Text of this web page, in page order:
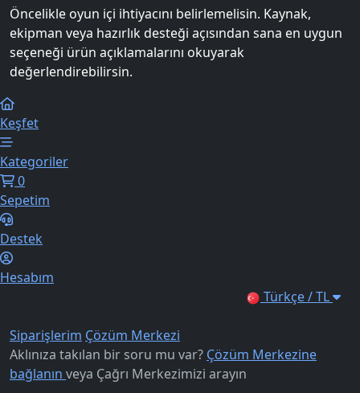
Öncelikle oyun içi ihtiyacını belirlemelisin. Kaynak,
ekipman veya hazırlık desteği açısından sana en uygun
seçeneği ürün açıklamalarını okuyarak
değerlendirebilirsin.
Keşfet
Kategoriler
0
Sepetim
Destek
Hesabım
Türkçe / TL
Siparişlerim Çözüm Merkezi
Aklınıza takılan bir soru mu var? Çözüm Merkezine
bağlanın veya Çağrı Merkezimizi arayın